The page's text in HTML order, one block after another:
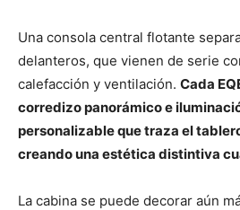
Una consola central flotante
delanteros, que vienen de serie
calefacción y ventilación. Cada
corredizo panorámico e
personalizable que traza el
creando una estética distintiva
La cabina se puede decorar aún